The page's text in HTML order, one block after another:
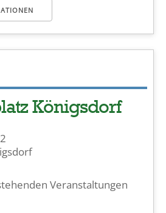
Königsdorf
Veranstaltungen